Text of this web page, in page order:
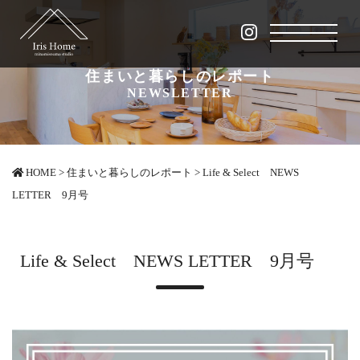
住まいと暮らしのレポート
NEWSLETTER
HOME > 住まいと暮らしのレポート > Life & Select NEWS
LETTER 9月号
Life & Select NEWS LETTER 9月号